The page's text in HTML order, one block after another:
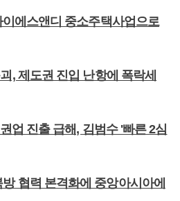
에스앤디 중소주택사업으로
, 제도권 진입 난항에 폭락세
업 진출 급해, 김범수 '빠른 2심
협력 본격화에 중앙아시아에